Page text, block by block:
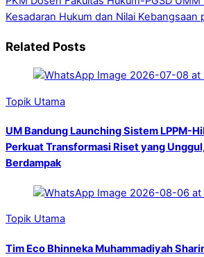
Kesadaran Hukum dan Nilai Kebangsaan
Related Posts
Topik Utama
UM Bandung Launching Sistem LPPM-
Perkuat Transformasi Riset yang
Berdampak
Topik Utama
Tim Eco Bhinneka Muhammadiyah